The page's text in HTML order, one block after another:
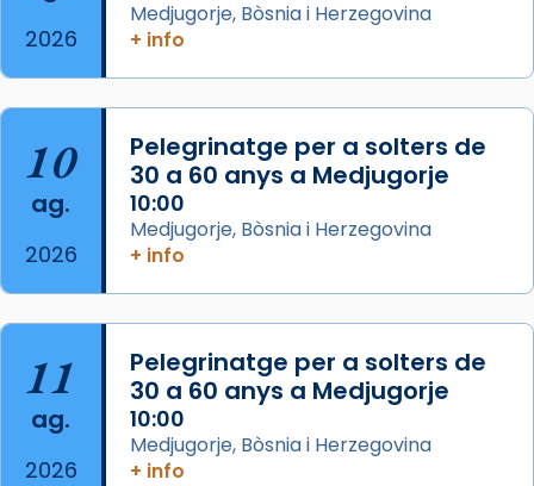
de Barcelona.
Aquest dilluns, 27 de juliol, ha tingut lloc la
missa d’acció de gràcies en agraïment al
comitè organitzador de la visita apostòlica
del Sant Pare Lleó XIV a Barcelona, i als
col·laboradors, a la Catedral de Barcelona.
L’arquebisbe de Barcelona, el cardenal Joan
Josep Omella, ha presidit la missa i l’ha
concelebrat el bisbe auxiliar de Barcelona,
Mons. David Abadías.
📸 Dr. G. Simón
Photo
2026
Medjugorje, Bòsnia i Herzegovina
+ info
10
ag.
2026
Pelegrinatge per a solters de
30 a 60 anys a Medjugorje
10:00
Medjugorje, Bòsnia i Herzegovina
+ info
11
ag.
2026
Pelegrinatge per a solters de
30 a 60 anys a Medjugorje
10:00
Medjugorje, Bòsnia i Herzegovina
+ info